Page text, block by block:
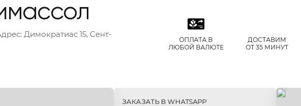
Димократиас 15, Сент-
ОПЛАТА В
ЛЮБОЙ ВАЛЮТЕ
ДОСТАВИМ
ОТ 35 МИНУТ
ЗАКАЗАТЬ В WHATSAPP